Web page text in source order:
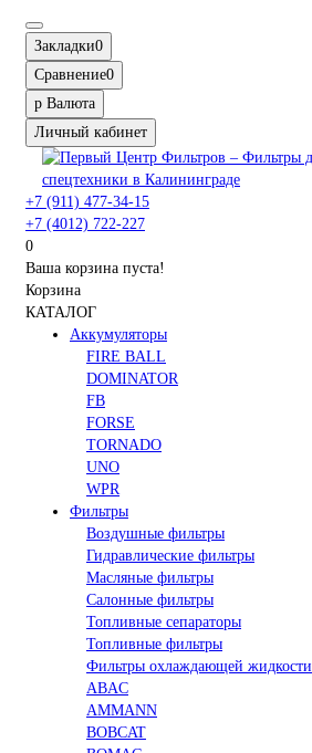
Закладки0
Сравнение0
р Валюта
Личный кабинет
+7 (911) 477-34-15
+7 (4012) 722-227
0
Ваша корзина пуста!
Корзина
КАТАЛОГ
Аккумуляторы
FIRE BALL
DOMINATOR
FB
FORSE
TORNADO
UNO
WPR
Фильтры
Воздушные фильтры
Гидравлические фильтры
Масляные фильтры
Салонные фильтры
Топливные сепараторы
Топливные фильтры
Фильтры охлаждающей жидкости
ABAC
AMMANN
BOBCAT